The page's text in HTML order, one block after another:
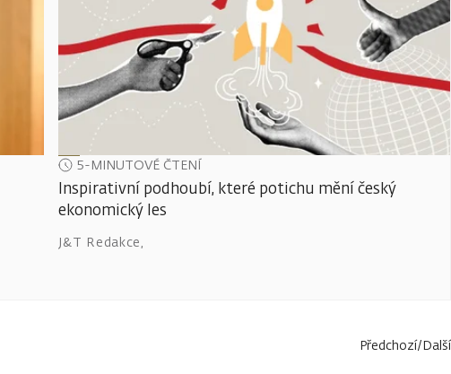
5-MINUTOVÉ ČTENÍ
Inspirativní podhoubí, které potichu mění český
ekonomický les
J&T Redakce,
Předchozí/Další